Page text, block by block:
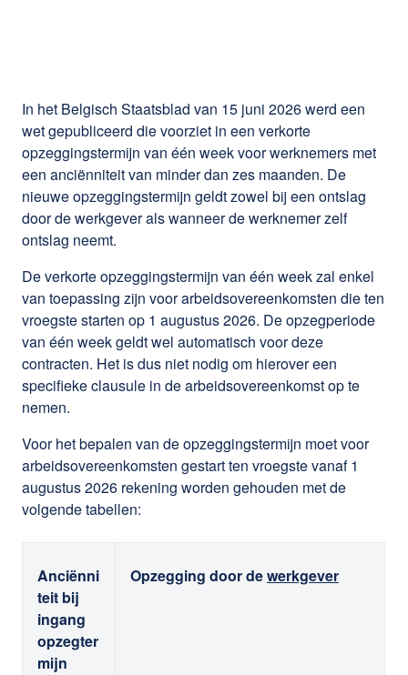
In het Belgisch Staatsblad van 15 juni 2026 werd een
wet gepubliceerd die voorziet in een verkorte
opzeggingstermijn van één week voor werknemers met
een anciënniteit van minder dan zes maanden. De
nieuwe opzeggingstermijn geldt zowel bij een ontslag
door de werkgever als wanneer de werknemer zelf
ontslag neemt.
De verkorte opzeggingstermijn van één week zal enkel
van toepassing zijn voor arbeidsovereenkomsten die ten
vroegste starten op 1 augustus 2026. De opzegperiode
van één week geldt wel automatisch voor deze
contracten. Het is dus niet nodig om hierover een
specifieke clausule in de arbeidsovereenkomst op te
nemen.
Voor het bepalen van de opzeggingstermijn moet voor
arbeidsovereenkomsten gestart ten vroegste vanaf 1
augustus 2026 rekening worden gehouden met de
volgende tabellen:
Anciënni
teit bij
ingang
opzegter
mijn
Opzegging door dewerkgever